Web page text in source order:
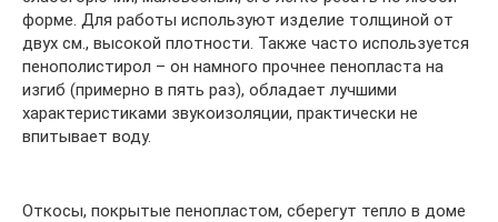
форме. Для работы используют изделие толщиной от
двух см., высокой плотности. Также часто используется
пенополистирол – он намного прочнее пенопласта на
изгиб (примерно в пять раз), обладает лучшими
характеристиками звукоизоляции, практически не
впитывает воду.
Откосы, покрытые пенопластом, сберегут тепло в доме